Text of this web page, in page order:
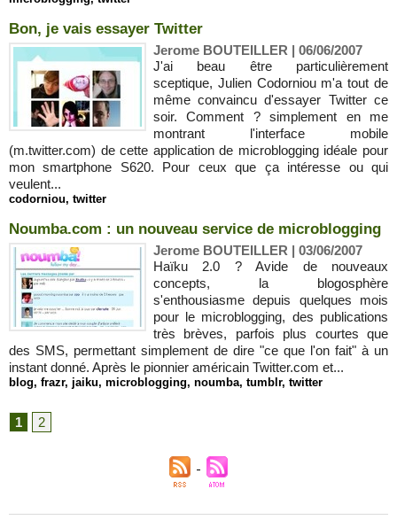
Bon, je vais essayer Twitter
Jerome BOUTEILLER | 06/06/2007
J'ai beau être particulièrement
sceptique, Julien Codorniou m'a tout de
même convaincu d'essayer Twitter ce
soir. Comment ? simplement en me
montrant l'interface mobile
(m.twitter.com) de cette application de microblogging idéale pour
mon smartphone S620. Pour ceux que ça intéresse ou qui
veulent...
codorniou, twitter
Noumba.com : un nouveau service de microblogging
Jerome BOUTEILLER | 03/06/2007
Haïku 2.0 ? Avide de nouveaux
concepts, la blogosphère
s'enthousiasme depuis quelques mois
pour le microblogging, des publications
très brèves, parfois plus courtes que
des SMS, permettant simplement de dire "ce que l'on fait" à un
instant donné. Après le pionnier américain Twitter.com et...
blog, frazr, jaiku, microblogging, noumba, tumblr, twitter
1 2